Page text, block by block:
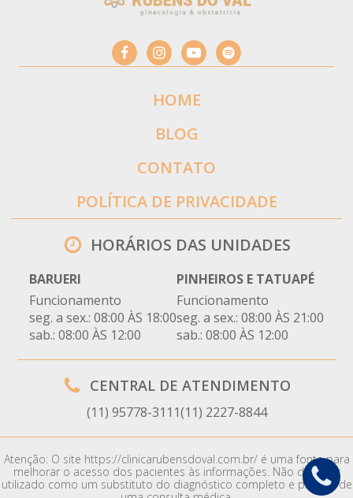
HOME
BLOG
CONTATO
POLÍTICA DE PRIVACIDADE
HORÁRIOS DAS UNIDADES
BARUERI
Funcionamento
seg. a sex.: 08:00 ÀS 18:00
sab.: 08:00 ÀS 12:00
PINHEIROS E TATUAPÉ
Funcionamento
seg. a sex.: 08:00 ÀS 21:00
sab.: 08:00 ÀS 12:00
CENTRAL DE ATENDIMENTO
(11) 95778-3111(11) 2227-8844
Atenção: O site https://clinicarubensdoval.com.br/ é uma fonte para
melhorar o acesso dos pacientes às informações. Não deve ser
utilizado como um substituto do diagnóstico completo e preciso de